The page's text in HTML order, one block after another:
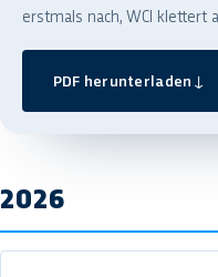
erstmals nach, WCI klettert
PDF herunterladen ↓
2026